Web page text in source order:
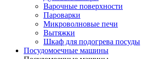
Варочные поверхности
Пароварки
Микроволновые печи
Вытяжки
Шкаф для подогрева посуды
Посудомоечные машины